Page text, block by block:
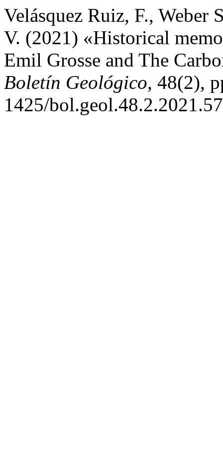
Velásquez Ruiz, F., Weber
V. (2021) «Historical
Emil Grosse and The
Boletín Geológico, 48(2),
1425/